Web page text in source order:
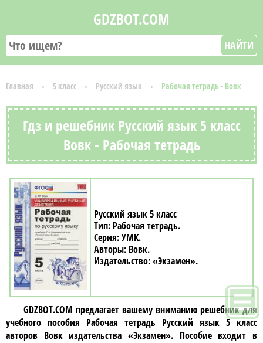
GDZBOT.COM
НАЙТИ
Главная 5 класс Русский язык Рабочая тетрадь - Вовк
Гдз и решебник Русский язык 5 класс
Вовк - Рабочая тетрадь
Русский язык 5 класс
Рабочая тетрадь
УМК
Вовк
«Экзамен»
GDZBOT.COM предлагает вашему вниманию решебник для
учебного пособия Рабочая тетрадь Русский язык 5 класc
авторов Вовк издательства «Экзамен». Пособие входит в